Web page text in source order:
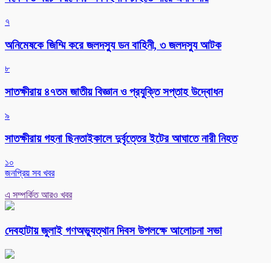
৭
অনিমেষকে জিম্মি করে জলদস্যু ডন বাহিনী, ৩ জলদস্যু আটক
৮
সাতক্ষীরায় ৪৭তম জাতীয় বিজ্ঞান ও প্রযুক্তি সপ্তাহ উদ্বোধন
৯
সাতক্ষীরায় গহনা ছিনতাইকালে দুর্বৃত্তের ইটের আঘাতে নারী নিহত
১০
জনপ্রিয় সব খবর
এ সম্পর্কিত আরও খবর
দেবহাটায় জুলাই গণঅভ্যুত্থান দিবস উপলক্ষে আলোচনা সভা